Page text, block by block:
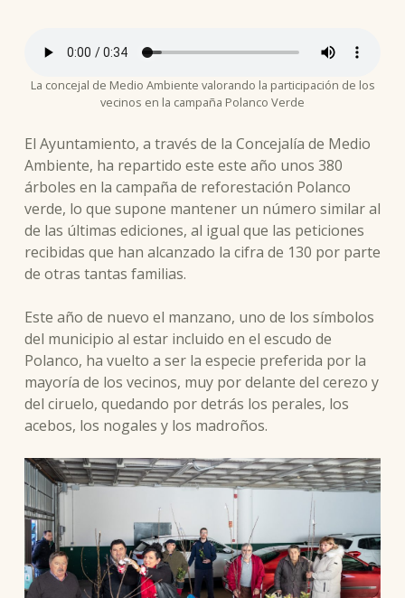
La concejal de Medio Ambiente valorando la participación de los
vecinos en la campaña Polanco Verde
El Ayuntamiento, a través de la Concejalía de Medio
Ambiente, ha repartido este este año unos 380
árboles en la campaña de reforestación Polanco
verde, lo que supone mantener un número similar al
de las últimas ediciones, al igual que las peticiones
recibidas que han alcanzado la cifra de 130 por parte
de otras tantas familias.
Este año de nuevo el manzano, uno de los símbolos
del municipio al estar incluido en el escudo de
Polanco, ha vuelto a ser la especie preferida por la
mayoría de los vecinos, muy por delante del cerezo y
del ciruelo, quedando por detrás los perales, los
acebos, los nogales y los madroños.